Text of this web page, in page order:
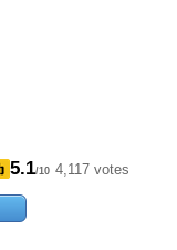
5.1/10 4,117 votes